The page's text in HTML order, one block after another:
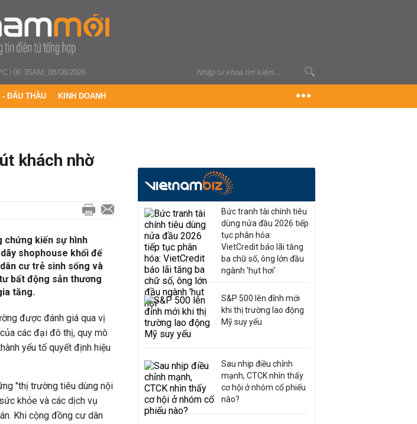
|06:35AM, 08/08/2026
ĐẤU THẦU KINH DOANH
khách nhờ
chứng kiến sự hình
shophouse khối đế
cư trẻ sinh sống và
bất động sản thương
tăng.
được đánh giá qua vị
các đại đô thị, quy mô
yếu tố quyết định hiệu
"thị trường tiêu dùng nội
khỏe và các dịch vụ
Khi cộng đồng cư dân
Bức tranh tài chính tiêu
dùng nửa đầu 2026 tiếp
tục phân hóa:
VietCredit báo lãi tăng
ba chữ số, ông lớn đầu
ngành 'hụt hơi'
S&P 500 lên đỉnh mới
khi thị trường lao động
Mỹ suy yếu
Sau nhịp điều chỉnh
mạnh, CTCK nhìn thấy
cơ hội ở nhóm cổ phiếu
nào?